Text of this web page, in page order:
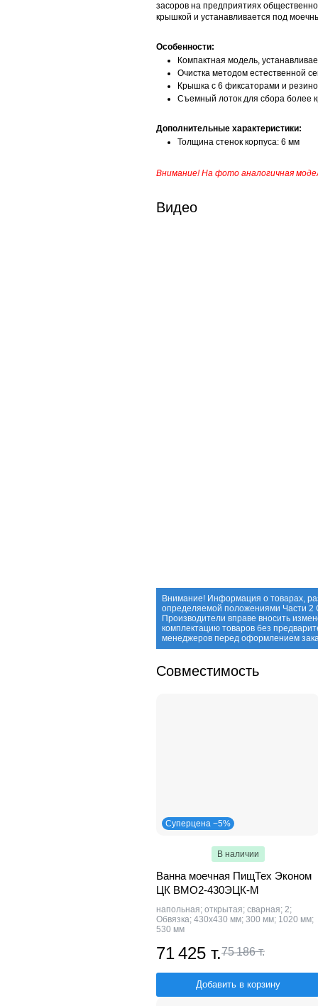
засоров на предприятиях
крышкой и устанавливается под
Особенности:
Компактная модель,
Очистка методом естественной
Крышка с 6 фиксаторами и
Съемный лоток для сбора более
Дополнительные характеристики:
Толщина стенок корпуса: 6 мм
Внимание! На фото аналогичная
Видео
Внимание! Информация о товарах,
определяемой положениями Части 2
Производители вправе вносить
комплектацию товаров без
менеджеров перед оформлением
Совместимость
Суперцена −5%
В наличии
Ванна моечная ПищТех Эконом
ЦК ВМО2-430ЭЦК-М
напольная; открытая; сварная; 2;
Обвязка; 430х430 мм; 300 мм; 1020 мм;
530 мм
71 425 т.75 186 т.
Добавить в корзину